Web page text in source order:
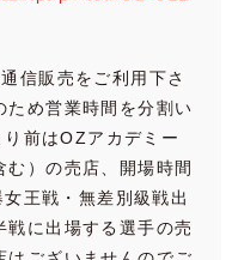
信販売をご利用下さ
ため営業時間を分割い
前はOZアカデミー
）の売店、開場時間
王戦・無差別級戦出
に出場する選手の売